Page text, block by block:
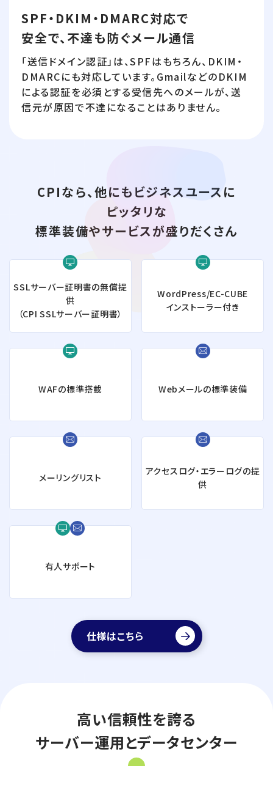
SPF・DKIM・DMARC対応で
安全で、不達も防ぐメール通信
「送信ドメイン認証」は、SPFはもちろん、DKIM・
DMARCにも対応しています。GmailなどのDKIM
による認証を必須とする受信先へのメールが、送
信元が原因で不達になることはありません。
CPIなら、他にもビジネスユースに
ピッタリな
標準装備やサービスが盛りだくさん
SSLサーバー証明書の無償提
供
（CPI SSLサーバー証明書）
WordPress/EC-CUBE
インストーラー付き
WAFの標準搭載 Webメールの標準装備
メーリングリスト
アクセスログ・エラーログの提
供
有人サポート
仕様はこちら
高い信頼性を誇る
サーバー運用とデータセンター